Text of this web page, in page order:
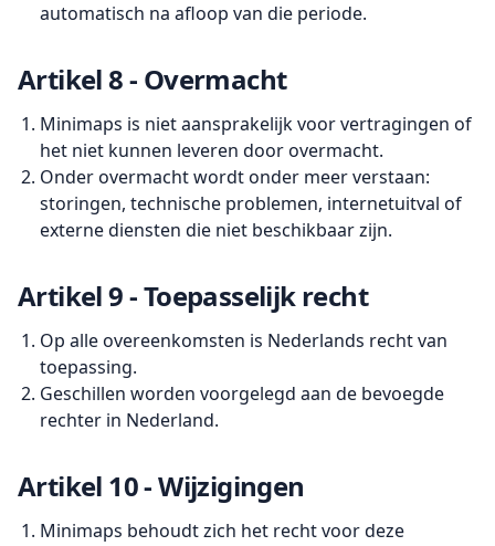
automatisch na afloop van die periode.
Artikel 8 - Overmacht
Minimaps is niet aansprakelijk voor vertragingen of
het niet kunnen leveren door overmacht.
Onder overmacht wordt onder meer verstaan:
storingen, technische problemen, internetuitval of
externe diensten die niet beschikbaar zijn.
Artikel 9 - Toepasselijk recht
Op alle overeenkomsten is Nederlands recht van
toepassing.
Geschillen worden voorgelegd aan de bevoegde
rechter in Nederland.
Artikel 10 - Wijzigingen
Minimaps behoudt zich het recht voor deze